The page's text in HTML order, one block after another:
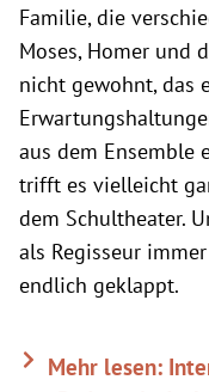
Familie, die
Moses, Homer und
nicht gewohnt, das
aus dem Ensemble
trifft es vielleicht
dem Schultheater.
als Regisseur
endlich geklappt.
Mehr lesen: